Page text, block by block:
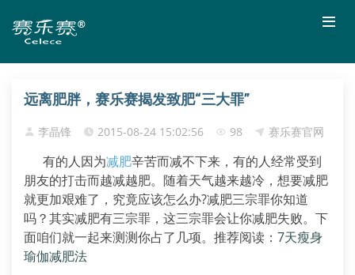
远离肥胖，赛乐赛揭发致肥“三大罪”
李晶锋 2015-08-24 15:02:56 98 赛乐赛官网
有的人因为减肥辛苦而减不下来，有的人经常受到
朋友的打击而越减越肥。随着天气越来越冷，想要减肥
就更加艰难了，究竟应该怎么办?减肥三宗罪你知道
吗？其实减肥有三宗罪，这三宗罪会让你减肥失败。下
面咱们就一起来测测你占了几项。推荐阅读： 7天瘦身
瑜伽减肥法